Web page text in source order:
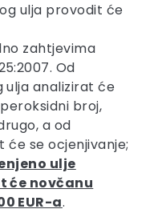
ulja provodit će
zahtjevima
Od
ulja analizirat će
broj,
a od
će se ocjenjivanje;
ulje
će novčanu
EUR-a.